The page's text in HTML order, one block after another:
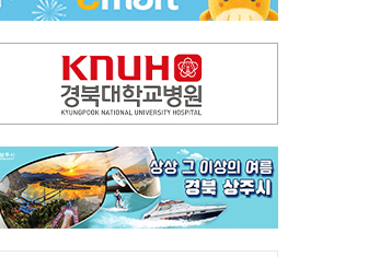
'솔리다임 IPO 추진설' SK하이닉스, 주가 9% 급락